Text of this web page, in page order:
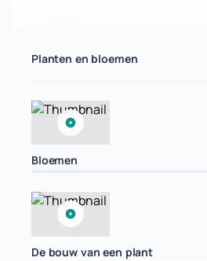
Planten en bloemen
Bloemen
De bouw van een plant